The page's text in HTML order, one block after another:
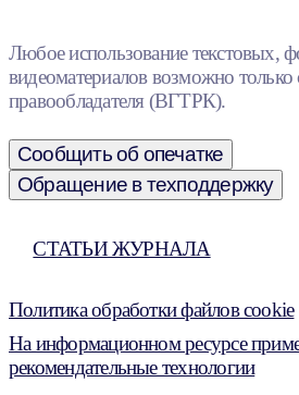
Любое использование текстовых,
видеоматериалов возможно только
правообладателя (ВГТРК).
Сообщить об опечатке
Обращение в техподдержку
СТАТЬИ ЖУРНАЛА
Политика обработки файлов cookie
На информационном ресурсе
рекомендательные технологии